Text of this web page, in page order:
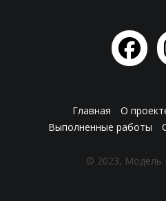
Главная О
Выполненные работы
© 2023, Модель